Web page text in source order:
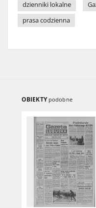
dzienniki lokalne
prasa codzienna
OBIEKTY podobne